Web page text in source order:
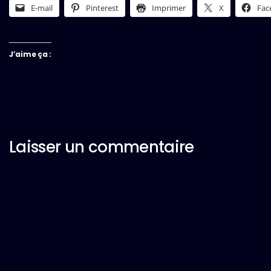
E-mail Pinterest Imprimer X
J’aime ça :
Laisser un commentaire